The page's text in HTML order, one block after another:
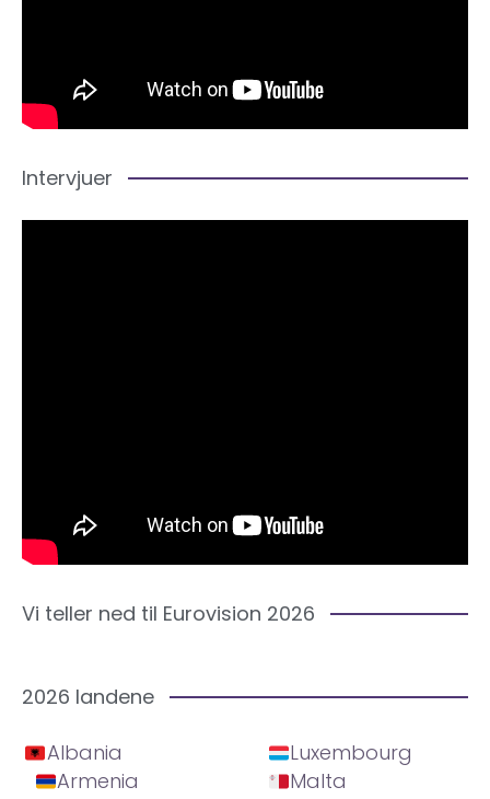
Intervjuer
Vi teller ned til Eurovision 2026
2026 landene
Albania
Armenia
Luxembourg
Malta